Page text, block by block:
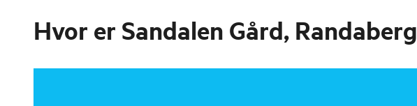
Hvor er Sandalen Gård, Randaberg